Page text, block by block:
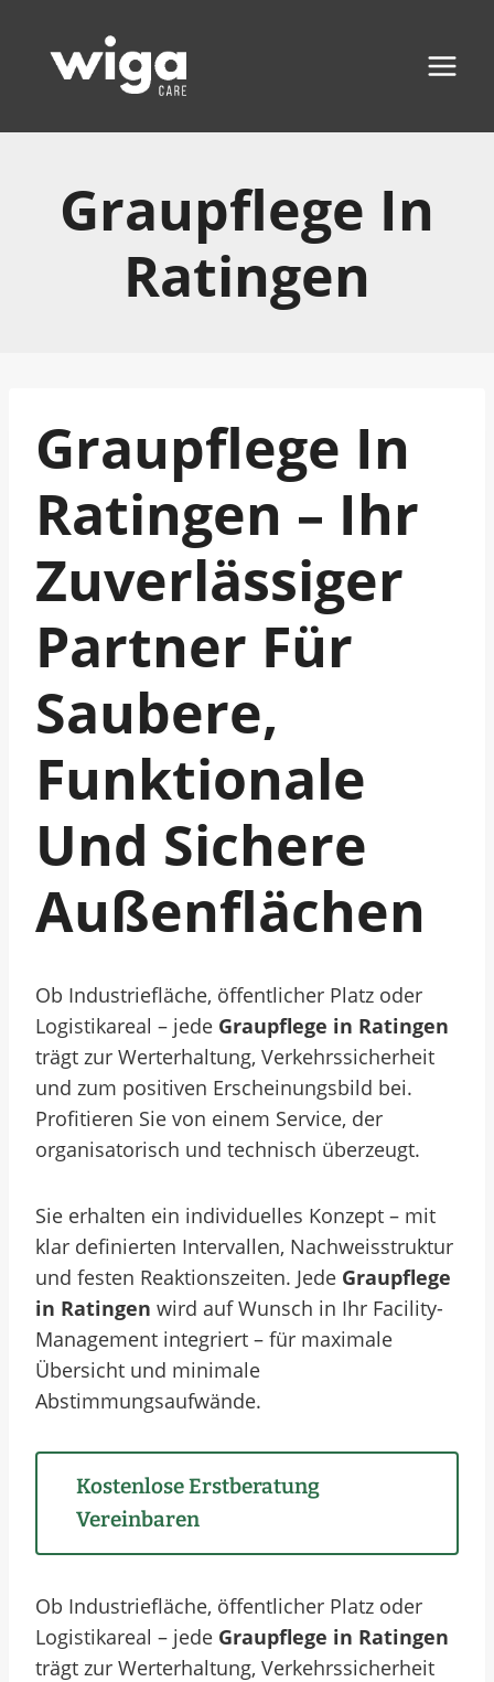
Inhalt
springen
Graupflege In
Ratingen
Graupflege In
Ratingen – Ihr
Zuverlässiger
Partner Für
Saubere,
Funktionale
Und Sichere
Außenflächen
Ob Industriefläche, öffentlicher Platz oder
Logistikareal – jede Graupflege in Ratingen
trägt zur Werterhaltung, Verkehrssicherheit
und zum positiven Erscheinungsbild bei.
Profitieren Sie von einem Service, der
organisatorisch und technisch überzeugt.
Sie erhalten ein individuelles Konzept – mit
klar definierten Intervallen, Nachweisstruktur
und festen Reaktionszeiten. Jede Graupflege
in Ratingen wird auf Wunsch in Ihr Facility-
Management integriert – für maximale
Übersicht und minimale
Abstimmungsaufwände.
Kostenlose Erstberatung
Vereinbaren
Ob Industriefläche, öffentlicher Platz oder
Logistikareal – jede Graupflege in Ratingen
trägt zur Werterhaltung, Verkehrssicherheit